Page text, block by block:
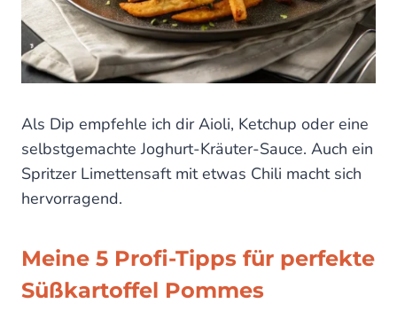
Als Dip empfehle ich dir Aioli, Ketchup oder eine
selbstgemachte Joghurt-Kräuter-Sauce. Auch ein
Spritzer Limettensaft mit etwas Chili macht sich
hervorragend.
Meine 5 Profi-Tipps für perfekte
Süßkartoffel Pommes